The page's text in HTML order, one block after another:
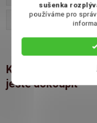
sušenka
používáme pro
Značka
K tomuto
ještě dokoupit